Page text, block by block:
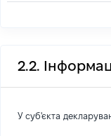
2.2.
У суб'єкта